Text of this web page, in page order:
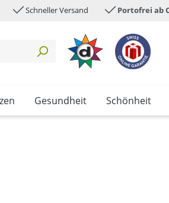
Schneller Versand Portofrei ab
Gesundheit Schönheit